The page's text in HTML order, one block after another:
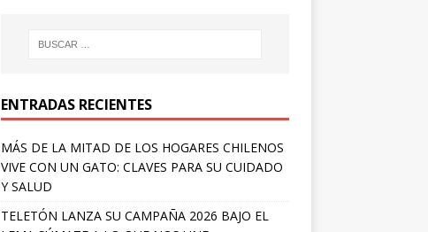
ENTRADAS RECIENTES
MÁS DE LA MITAD DE LOS HOGARES CHILENOS
VIVE CON UN GATO: CLAVES PARA SU CUIDADO
Y SALUD
TELETÓN LANZA SU CAMPAÑA 2026 BAJO EL